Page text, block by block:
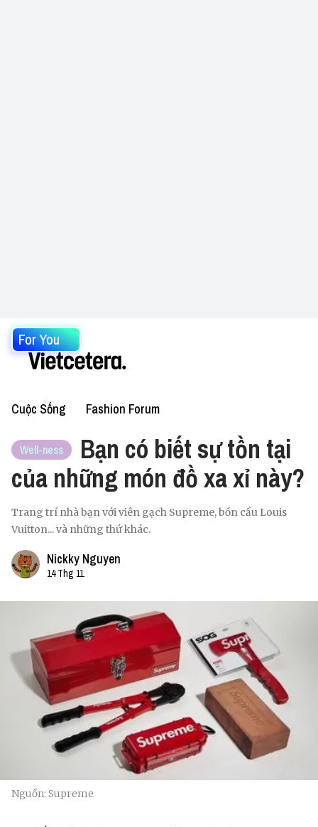
For You
Cuộc Sống Fashion Forum
Well-ness
Bạn có biết sự tồn tại
của những món đồ xa xỉ này?
Trang trí nhà bạn với viên gạch Supreme, bồn cầu Louis
Vuitton... và những thứ khác.
Nickky Nguyen
14 Thg 11
Nguồn: Supreme